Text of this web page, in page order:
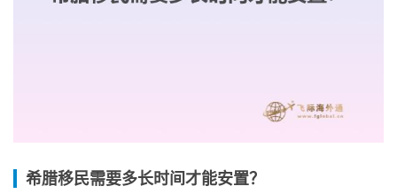
希腊移民需要多长时间才能安置？